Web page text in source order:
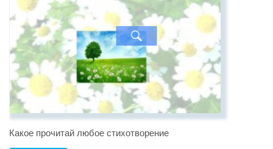
Какое прочитай любое стихотворение